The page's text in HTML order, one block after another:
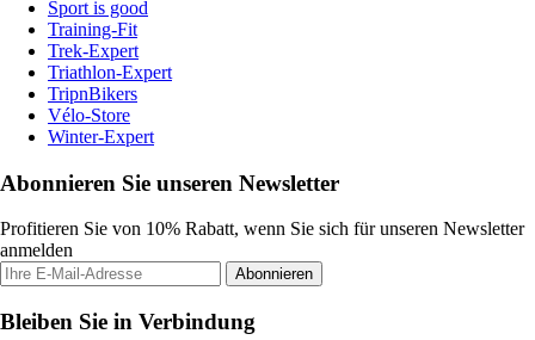
Sport is good
Training-Fit
Trek-Expert
Triathlon-Expert
TripnBikers
Vélo-Store
Winter-Expert
Abonnieren Sie unseren Newsletter
Profitieren Sie von 10% Rabatt, wenn Sie sich für unseren Newsletter
anmelden
Abonnieren
Bleiben Sie in Verbindung